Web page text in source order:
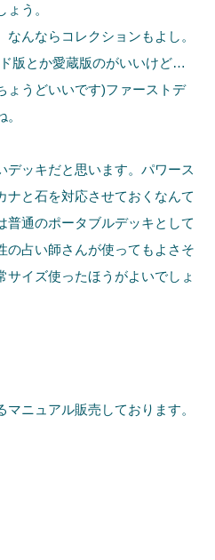
う。
んならコレクションもよし。
版とか愛蔵版のがいいけど…
ょうどいいです)ファーストデ
デッキだと思います。パワース
ナと石を対応させておくなんて
普通のポータブルデッキとして
の占い師さんが使ってもよさそ
サイズ使ったほうがよいでしょ
ニュアル販売しております。